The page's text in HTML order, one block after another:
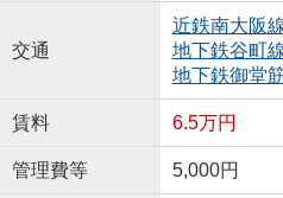
交通
近鉄南大阪
地下鉄谷町
地下鉄御堂
賃料 6.5万円
管理費等 5,000円